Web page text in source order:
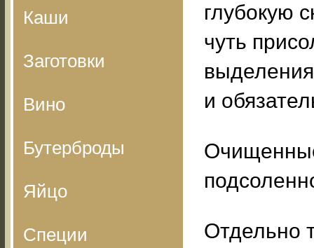
Каши
Заготовки
Вино
Бутерброды
Яйцо
Специи
глубокую
чуть
и
Отдельно